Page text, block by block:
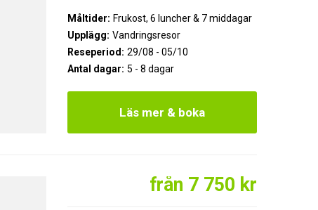
Måltider: Frukost, 6 luncher & 7 middagar
Upplägg: Vandringsresor
Reseperiod: 29/08 - 05/10
Antal dagar: 5 - 8 dagar
Läs mer & boka
från 7 750 kr